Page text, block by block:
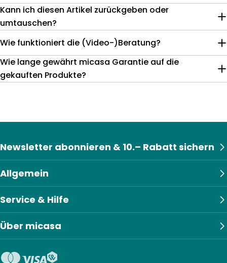
Kann ich diesen Artikel zurückgeben oder
umtauschen?
Wie funktioniert die (Video-)Beratung?
Wie lange gewährt micasa Garantie auf die
gekauften Produkte?
Allgemein
Service & Hilfe
Über micasa
Newsletter abonnieren & 10.– Rabatt sichern